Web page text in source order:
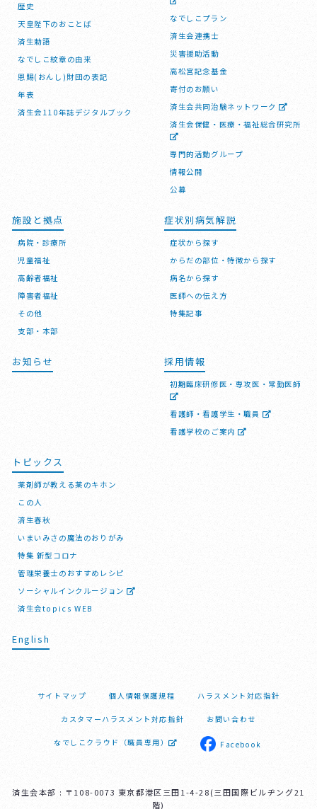
歴史
天皇陛下のおことば
済生勅語
なでしこ紋章の由来
恩賜(おんし)財団の表記
年表
済生会110年誌デジタルブック
なでしこプラン
済生会連携士
災害援助活動
高松宮記念基金
寄付のお願い
済生会共同治験ネットワーク
済生会保健・医療・福祉総合研究所
専門的活動グループ
情報公開
公募
施設と拠点
病院・診療所
児童福祉
高齢者福祉
障害者福祉
その他
支部・本部
症状別病気解説
症状から探す
からだの部位・特徴から探す
病名から探す
医師への伝え方
特集記事
お知らせ 採用情報
初期臨床研修医・専攻医・常勤医師
看護師・看護学生・職員
看護学校のご案内
トピックス
薬剤師が教える薬のキホン
この人
済生春秋
いまいみさの魔法のおりがみ
特集 新型コロナ
管理栄養士のおすすめレシピ
ソーシャルインクルージョン
済生会topics WEB
English
サイトマップ 個人情報保護規程 ハラスメント対応指針
カスタマーハラスメント対応指針 お問い合わせ
なでしこクラウド（職員専用） Facebook
済生会本部 : 〒108-0073 東京都港区三田1-4-28(三田国際ビルヂング21
階)